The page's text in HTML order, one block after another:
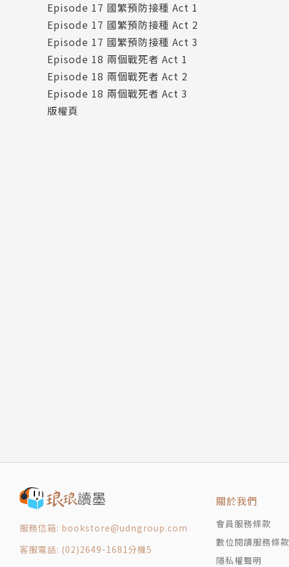
Episode 17 國繁預防接種 Act 1
Episode 17 國繁預防接種 Act 2
Episode 17 國繁預防接種 Act 3
Episode 18 兩個戰死者 Act 1
Episode 18 兩個戰死者 Act 2
Episode 18 兩個戰死者 Act 3
版權頁
服務信箱: bookstore@udngroup.com
客服電話: (02)2649-1681分機5
關於我們
會員服務條款
數位閱讀服務條款
隱私權聲明